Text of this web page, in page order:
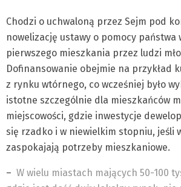
Chodzi o uchwaloną przez Sejm pod
nowelizację ustawy o pomocy państwa
pierwszego mieszkania przez ludzi
Dofinansowanie obejmie na przykład
z rynku wtórnego, co wcześniej było
istotne szczególnie dla mieszkańców
miejscowości, gdzie inwestycje
się rzadko i w niewielkim stopniu, jeśli
zaspokajają potrzeby mieszkaniowe.
– W wielu miastach mających 50-100